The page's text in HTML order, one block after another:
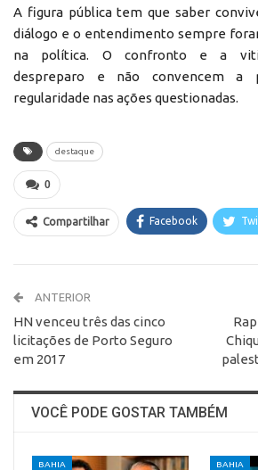
A figura pública tem que saber
diálogo e o entendimento sempre
na política. O confronto e a
despreparo e não convencem a
regularidade nas ações questionadas.
destaque
0
Compartilhar Facebook
ANTERIOR
HN venceu três das cinco
licitações de Porto Seguro
em 2017
VOCÊ PODE GOSTAR TAMBÉM
BAHIA BAHIA